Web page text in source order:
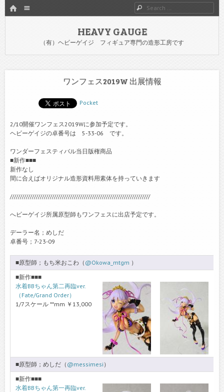
HOME Search
HEAVY GAUGE
（有）ヘビーゲイジ フィギュア専門の造形工房です
ワンフェス2019W 出展情報
Pocket
2/10開催ワンフェス2019Wに参加予定です。
ヘビーゲイジの卓番号は 5-33-06 です。
ワンダーフェスティバル当日版権商品
■新作■■■
新作なし
間に合えばオリジナル造形資料用素体を持っていきます
//////////////////////////////////////////////////////////////////////
へビーゲイジ所属原型師もワンフェスに出店予定です。
デーラー名；めしだ
卓番号；7-23-09
■原型師；もち米おこわ（ @Okowa_mtgm ）
■新作■■■
水着BBちゃん第二再臨ver.
（Fate/Grand Order）
1/7スケール **mm ￥13,000
■原型師；めしだ（ @messimesi ）
■新作■■■
水着BBちゃん第一再臨ver.